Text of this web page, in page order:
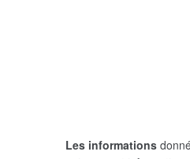
Les informations